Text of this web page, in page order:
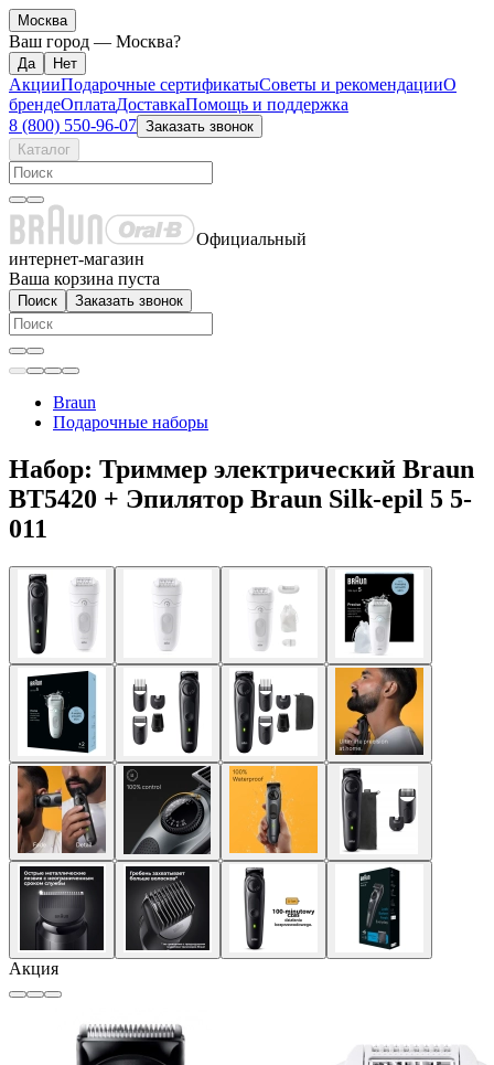
Москва
Ваш город — Москва?
АкцииПодарочные сертификатыСоветы и рекомендацииО
брендеОплатаДоставкаПомощь и поддержка
8 (800) 550-96-07 Заказать звонок
Каталог
Официальный
интернет-магазин
Ваша корзина пуста
Поиск Заказать звонок
Braun
Подарочные наборы
Набор: Триммер электрический Braun
BT5420 + Эпилятор Braun Silk-epil 5 5-
011
Акция